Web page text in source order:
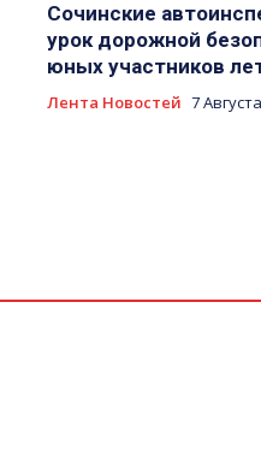
Сочинские
урок дорожной
юных участников
Лента Новостей 7